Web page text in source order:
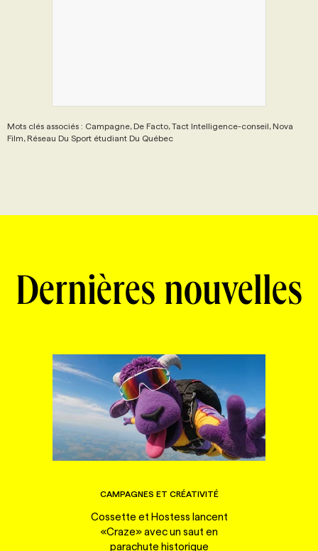
Mots clés associés : Campagne, De Facto, Tact Intelligence-conseil, Nova
Film, Réseau Du Sport étudiant Du Québec
Dernières nouvelles
CAMPAGNES ET CRÉATIVITÉ
Cossette et Hostess lancent
«Craze» avec un saut en
parachute historique